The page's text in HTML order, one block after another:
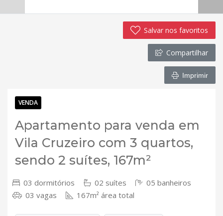
Salvar nos favoritos
Compartilhar
Imprimir
VENDA
Apartamento para venda em
Vila Cruzeiro com 3 quartos,
sendo 2 suítes, 167m²
03 dormitórios 02 suítes
05 banheiros
03 vagas
167m² área total